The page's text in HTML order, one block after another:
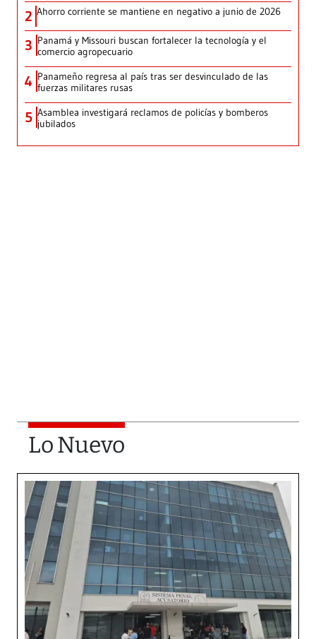
2 Ahorro corriente se mantiene en negativo a junio de 2026
3 Panamá y Missouri buscan fortalecer la tecnología y el
comercio agropecuario
4 Panameño regresa al país tras ser desvinculado de las
fuerzas militares rusas
5 Asamblea investigará reclamos de policías y bomberos
jubilados
Lo Nuevo